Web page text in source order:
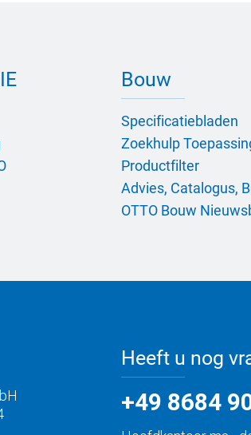
Bouw
Specificatiebladen
Zoekhulp
Productfilter
Advies, Catalogus,
OTTO Bouw
Heeft u nog
+49 8684